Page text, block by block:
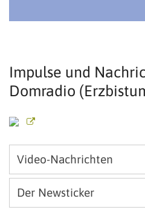
Impulse und
Domradio
Video-Nachrichten
Der Newsticker